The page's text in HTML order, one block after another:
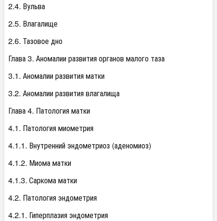
2.4. Вульва
2.5. Влагалище
2.6. Тазовое дно
Глава 3. Аномалии развития органов малого таза
3.1. Аномалии развития матки
3.2. Аномалии развития влагалища
Глава 4. Патология матки
4.1. Патология миометрия
4.1.1. Внутренний эндометриоз (аденомиоз)
4.1.2. Миома матки
4.1.3. Саркома матки
4.2. Патология эндометрия
4.2.1. Гиперплазия эндометрия